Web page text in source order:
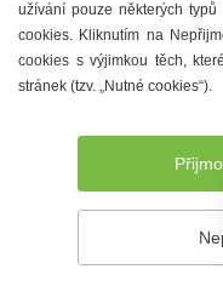
Prohlášení o
užívání pouze některých
cookies. Kliknutím na
cookies s výjimkou těch,
stránek (tzv. „Nutné cookies“).